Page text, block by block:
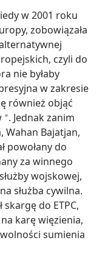
w 2001 roku
zobowiązała
czyli do
nie byłaby
w zakresie
również objąć
a. Jednak zanim
Wahan Bajatjan,
powołany do
za winnego
wojskowej,
służba cywilna.
skargę do ETPC,
karę więzienia,
sumienia